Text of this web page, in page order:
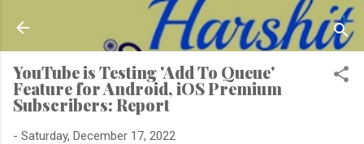
Skip to main content
YouTube is Testing 'Add To Queue'
Feature for Android, iOS Premium
Subscribers: Report
- Saturday, December 17, 2022